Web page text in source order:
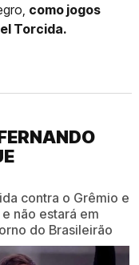
como jogos
Torcida.
contra o Grêmio e
não estará em
do Brasileirão